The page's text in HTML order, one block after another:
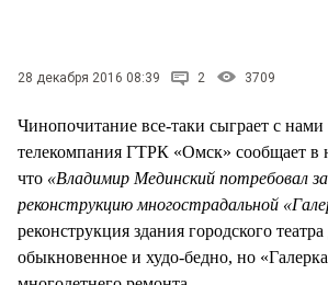
28 декабря 2016 08:39 2 3709
Чинопочитание все-таки сыграет с
телекомпания ГТРК «Омск» сообщает в
что «Владимир Мединский потребовал
реконструкцию многострадальной
реконструкция здания городского
обыкновенное и худо-бедно, но